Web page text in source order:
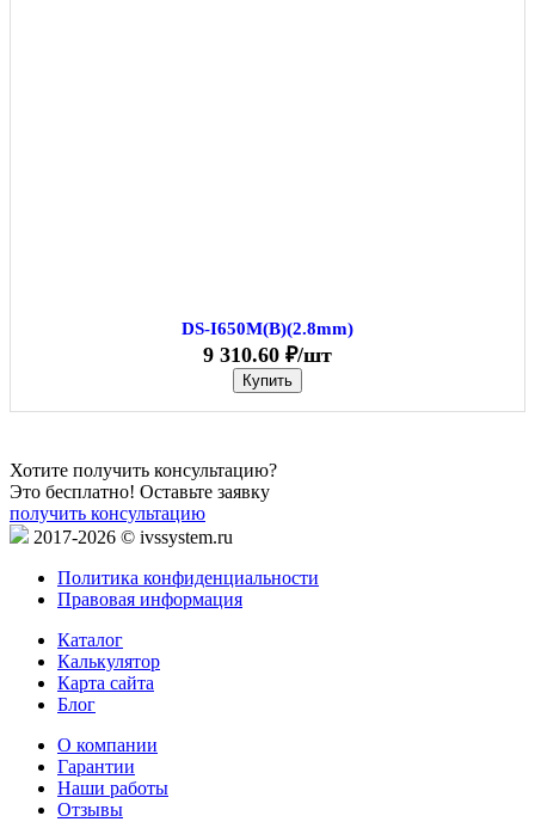
DS-I650M(B)(2.8mm)
9 310.60 ₽/шт
Купить
Хотите получить консультацию?
Это бесплатно! Оставьте заявку
получить консультацию
2017-2026 © ivssystem.ru
Политика конфиденциальности
Правовая информация
Каталог
Калькулятор
Карта сайта
Блог
О компании
Гарантии
Наши работы
Отзывы